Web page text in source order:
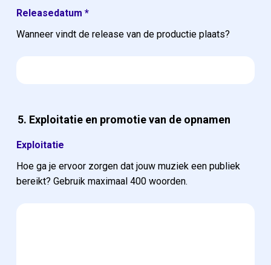
Releasedatum *
Wanneer vindt de release van de productie plaats?
5. Exploitatie en promotie van de opnamen
Exploitatie
Hoe ga je ervoor zorgen dat jouw muziek een publiek
bereikt? Gebruik maximaal 400 woorden.